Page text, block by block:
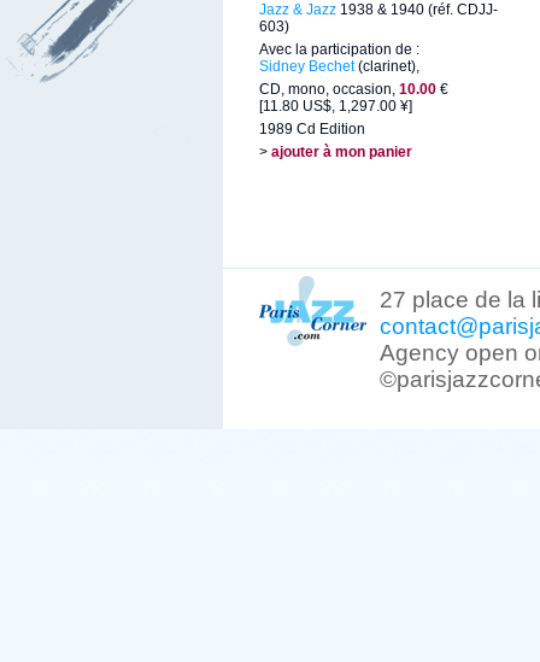
Jazz & Jazz 1938 & 1940 (réf. CDJJ-
603)
Avec la participation de :
Sidney Bechet(clarinet),
CD, mono, occasion, 10.00 €
[11.80 US$, 1,297.00 ¥]
1989 Cd Edition
> ajouter à mon panier
27 place de la
Agency open